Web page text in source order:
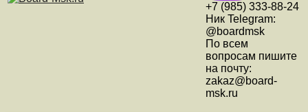
+7 (985) 333-88-24
Ник Telegram:
@boardmsk
По всем
вопросам пишите
на почту:
zakaz@board-
msk.ru